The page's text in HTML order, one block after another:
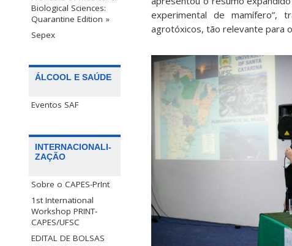
Biological Sciences:
Quarantine Edition »
Sepex
ÁLCOOL E SAÚDE
Eventos SAF
INTERNACIONALI-
ZAÇÃO
Sobre o CAPES-PrInt
1st International
Workshop PRINT-
CAPES/UFSC
EDITAL DE BOLSAS
experimental de mamífero”,
agrotóxicos, tão relevante para